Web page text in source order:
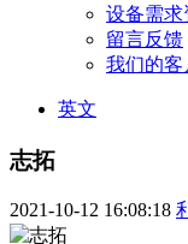
设备需求
留言反馈
我们的客
英文
志拓
2021-10-12 16:08:18